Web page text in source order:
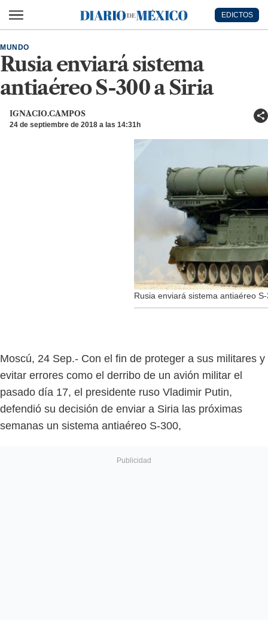
Diario de México
EDICTOS
Rusia enviará sistema
antiaéreo S-300 a Siria
MUNDO
IGNACIO.CAMPOS
24 de septiembre de 2018 a las 14:31h
Rusia enviará sistema antiaéreo
Moscú, 24 Sep.- Con el fin de proteger a sus militares y
evitar errores como el derribo de un avión militar el
pasado día 17, el presidente ruso Vladimir Putin,
defendió su decisión de enviar a Siria las próximas
semanas un sistema antiaéreo S-300,